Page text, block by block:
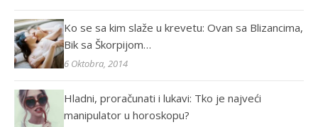
Ko se sa kim slaže u krevetu: Ovan sa Blizancima,
Bik sa Škorpijom…
6 Oktobra, 2014
Hladni, proračunati i lukavi: Tko je najveći
manipulator u horoskopu?